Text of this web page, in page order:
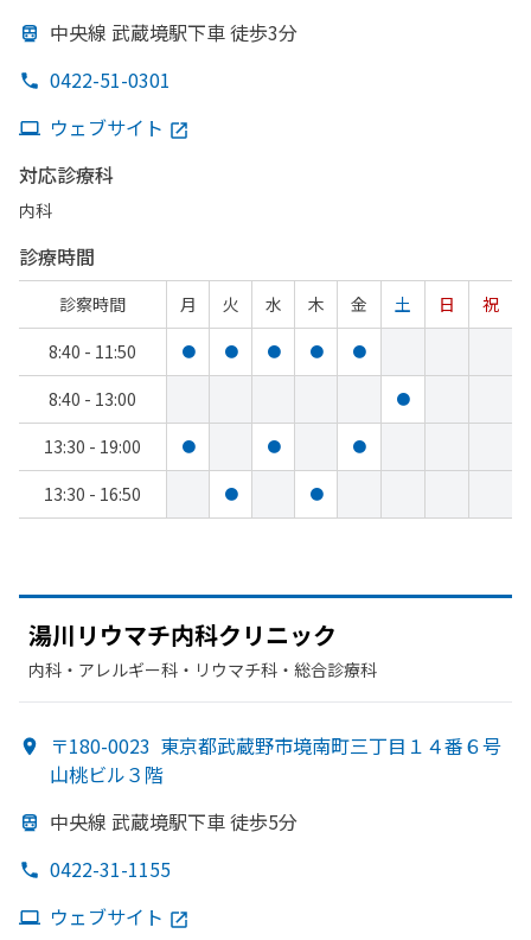
中央線 武蔵境駅下車 徒歩3分
0422-51-0301
ウェブサイト
対応診療科
内科
診療時間
診察時間 月 火 水 木 金 土 日
祝
8:40 - 11:50
● ● ● ● ●
8:40 - 13:00 ●
13:30 - 19:00 ● ● ●
13:30 - 16:50 ● ●
湯川リウマチ内科クリニック
内科・​アレルギー科・​リウマチ科・​総合診療科
〒180-0023 東京都武蔵野市境南町三丁目１４番６号
山桃ビル３階
中央線 武蔵境駅下車 徒歩5分
0422-31-1155
ウェブサイト